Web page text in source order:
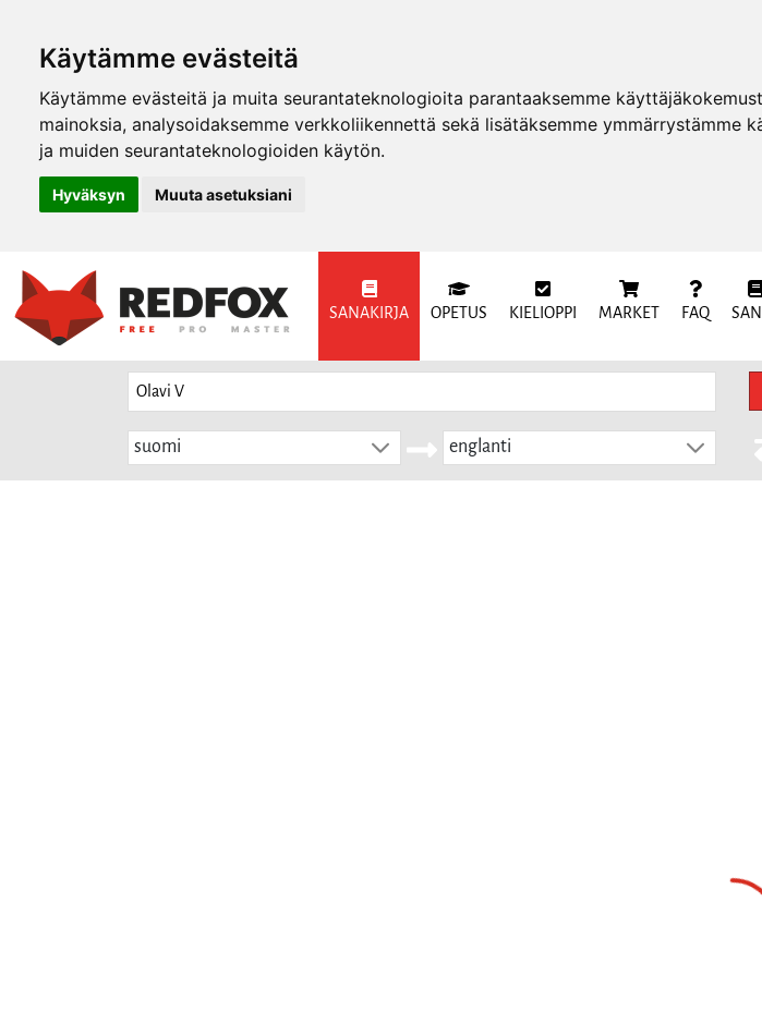
Käytämme evästeitä
Käytämme evästeitä ja muita seurantateknologioita parantaaksemme
mainoksia, analysoidaksemme verkkoliikennettä sekä lisätäksemme
ja muiden seurantateknologioiden käytön.
Hyväksyn Muuta asetuksiani
SANAKIRJA OPETUS KIELIOPPI MARKET FAQ
suomi englanti